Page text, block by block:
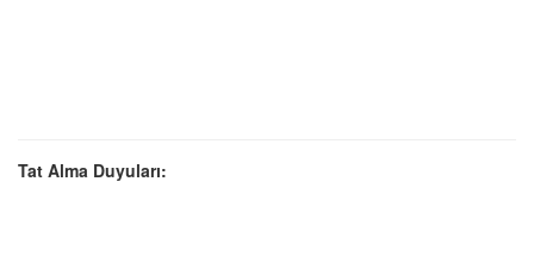
Tat Alma Duyuları: